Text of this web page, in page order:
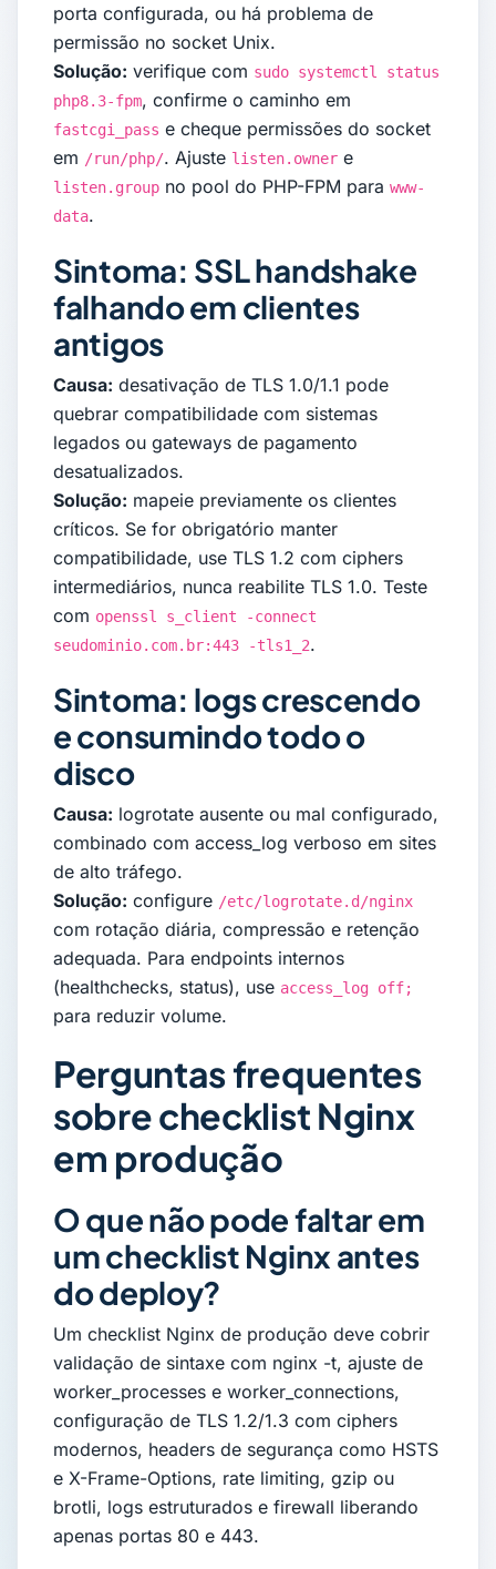
porta configurada, ou há problema de
permissão no socket Unix.
Solução: verifique com sudo systemctl status
php8.3-fpm, confirme o caminho em
fastcgi_pass e cheque permissões do socket
em /run/php/. Ajuste listen.owner e
listen.group no pool do PHP-FPM para www-
data.
Sintoma: SSL handshake
falhando em clientes
antigos
Causa: desativação de TLS 1.0/1.1 pode
quebrar compatibilidade com sistemas
legados ou gateways de pagamento
desatualizados.
Solução: mapeie previamente os clientes
críticos. Se for obrigatório manter
compatibilidade, use TLS 1.2 com ciphers
intermediários, nunca reabilite TLS 1.0. Teste
com openssl s_client -connect
seudominio.com.br:443 -tls1_2.
Sintoma: logs crescendo
e consumindo todo o
disco
Causa: logrotate ausente ou mal configurado,
combinado com access_log verboso em sites
de alto tráfego.
Solução: configure /etc/logrotate.d/nginx
com rotação diária, compressão e retenção
adequada. Para endpoints internos
(healthchecks, status), use access_log off;
para reduzir volume.
Perguntas frequentes
sobre checklist Nginx
em produção
O que não pode faltar em
um checklist Nginx antes
do deploy?
Um checklist Nginx de produção deve cobrir
validação de sintaxe com nginx -t, ajuste de
worker_processes e worker_connections,
configuração de TLS 1.2/1.3 com ciphers
modernos, headers de segurança como HSTS
e X-Frame-Options, rate limiting, gzip ou
brotli, logs estruturados e firewall liberando
apenas portas 80 e 443.